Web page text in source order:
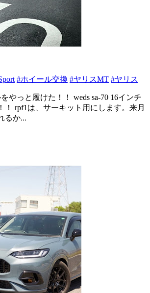
#ホイール交換 #ヤリスMT #ヤリス
やっと履けた！！ weds sa-70 16インチ
！ rpf1は、サーキット用にします。来月
るか...